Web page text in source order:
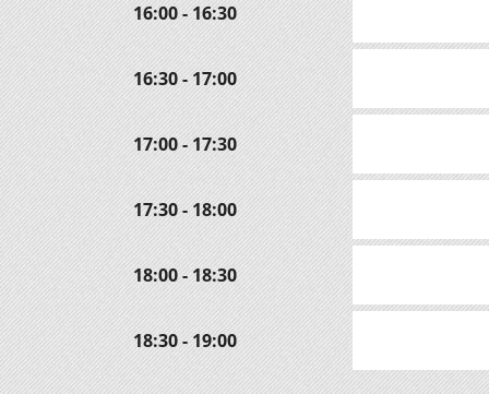
16:00 - 16:30
16:30 - 17:00
17:00 - 17:30
17:30 - 18:00
18:00 - 18:30
18:30 - 19:00